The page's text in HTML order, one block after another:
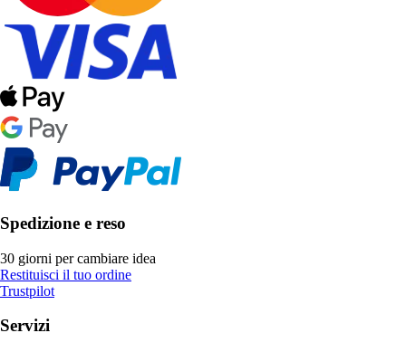
Spedizione e reso
30 giorni per cambiare idea
Restituisci il tuo ordine
Trustpilot
Servizi